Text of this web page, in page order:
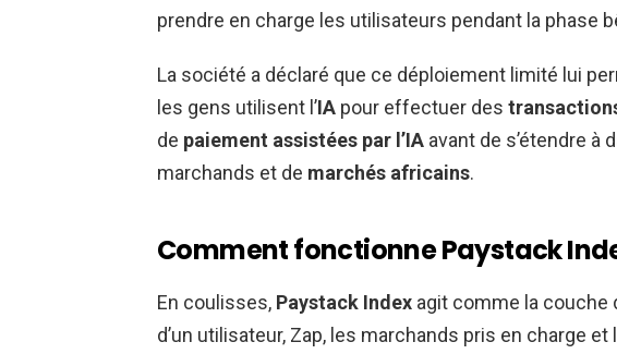
prendre en charge les utilisateurs pendant la phase
La société a déclaré que ce déploiement limité lui
les gens utilisent l’IA pour effectuer des
de paiement assistées par l’IA avant de s’étendre à
marchands et de marchés africains.
Comment fonctionne Paystack
En coulisses, Paystack Index agit comme la couche
d’un utilisateur, Zap, les marchands pris en charge et